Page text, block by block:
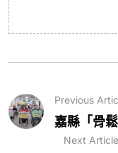
Previous
嘉縣「骨
Next Article